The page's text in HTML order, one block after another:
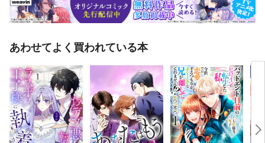
あわせてよく買われている本